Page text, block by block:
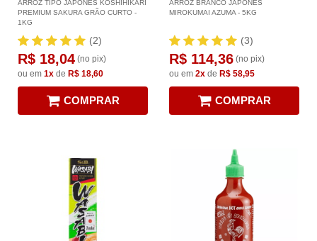
ARROZ TIPO JAPONÊS KOSHIHIKARI
PREMIUM SAKURA GRÃO CURTO -
1KG
(2)
R$ 18,04 (no pix)
ou em 1x de R$ 18,60
COMPRAR
ARROZ BRANCO JAPONÊS
MIROKUMAI AZUMA - 5KG
(3)
R$ 114,36 (no pix)
ou em 2x de R$ 58,95
COMPRAR